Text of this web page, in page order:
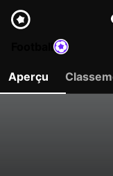
Aperçu